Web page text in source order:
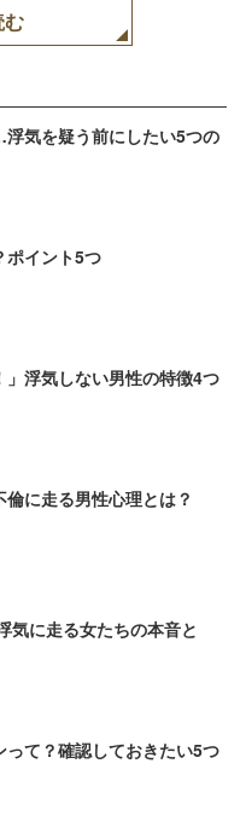
む
気を疑う前にしたい5つの
ポイント5つ
」浮気しない男性の特徴4つ
に走る男性心理とは？
気に走る女たちの本音と
て？確認しておきたい5つ